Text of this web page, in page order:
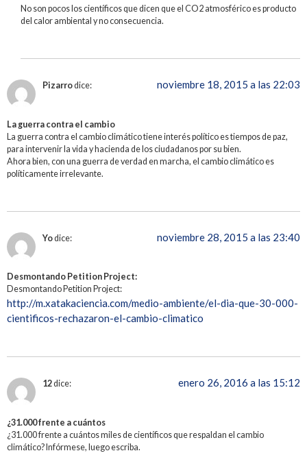
No son pocos los científicos que dicen que el CO2 atmosférico es producto
del calor ambiental y no consecuencia.
Pizarrodice: noviembre 18, 2015 a las 22:03
La guerra contra el cambio
La guerra contra el cambio climático tiene interés político es tiempos de paz,
para intervenir la vida y hacienda de los ciudadanos por su bien.
Ahora bien, con una guerra de verdad en marcha, el cambio climático es
políticamente irrelevante.
Yodice: noviembre 28, 2015 a las 23:40
Desmontando Petition Project:
Desmontando Petition Project:
http://m.xatakaciencia.com/medio-ambiente/el-dia-que-30-000-
cientificos-rechazaron-el-cambio-climatico
12dice: enero 26, 2016 a las 15:12
¿31.000 frente a cuántos
¿31.000 frente a cuántos miles de científicos que respaldan el cambio
climático? Infórmese, luego escriba.